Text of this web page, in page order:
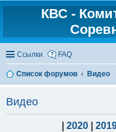
КВС -
Ссылки FAQ
Список форумов
Видео
Видео
2020